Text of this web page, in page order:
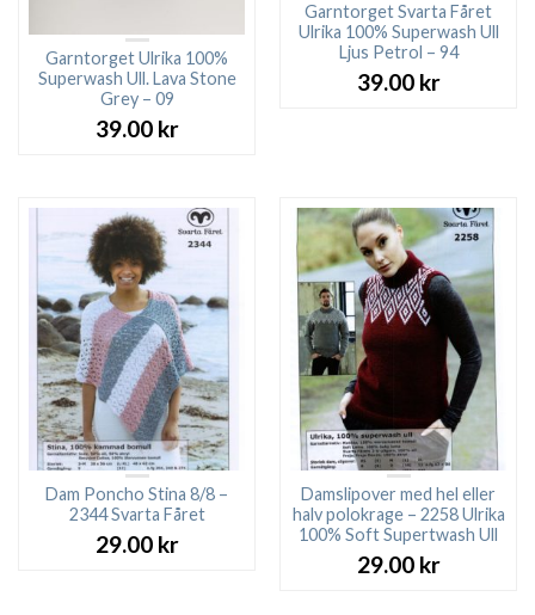
Garntorget Ulrika 100%
Superwash Ull. Lava Stone
Grey – 09
39.00 kr
Garntorget Svarta Fåret
Ulrika 100% Superwash Ull
Ljus Petrol – 94
39.00 kr
Dam Poncho Stina 8/8 –
2344 Svarta Fåret
29.00 kr
Damslipover med hel eller
halv polokrage – 2258 Ulrika
100% Soft Supertwash Ull
29.00 kr